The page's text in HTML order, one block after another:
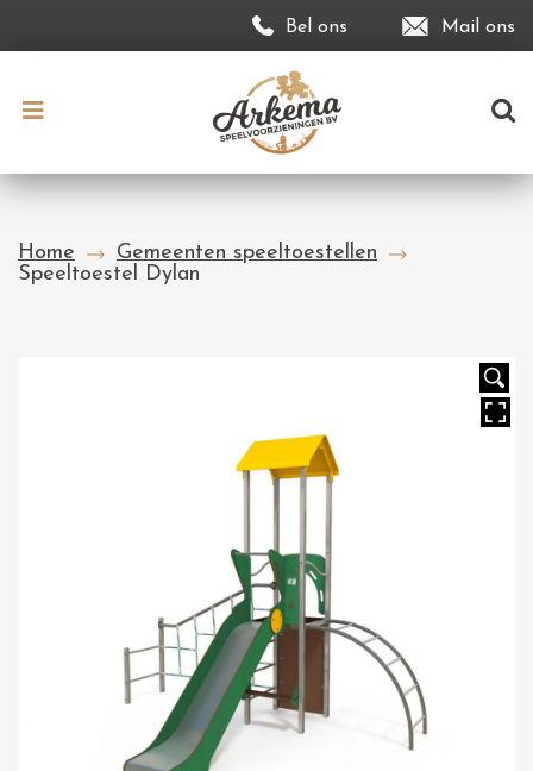
Bel ons Mail ons
Home
Gemeenten speeltoestellen
Speeltoestel Dylan